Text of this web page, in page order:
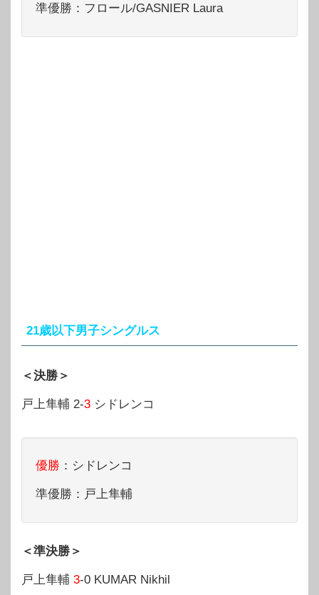
準優勝：フロール/GASNIER Laura
21歳以下男子シングルス
＜決勝＞
戸上隼輔 2-3 シドレンコ
優勝 ：シドレンコ
準優勝：戸上隼輔
＜準決勝＞
戸上隼輔 3-0 KUMAR Nikhil